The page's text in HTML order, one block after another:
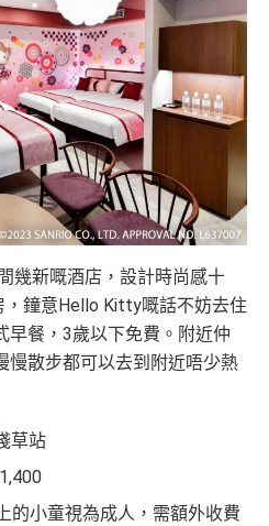
幾新嘅酒店，設計時尚感十
鐘意Hello Kitty嘅話不妨去住
早餐，3歲以下免費。附近仲
慢散步都可以去到附近唔少熱
草站
小童視為成人，需額外收費